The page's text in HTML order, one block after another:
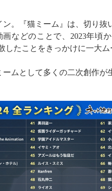
。『猫ミーム』は、切り抜
などのことで、2023年頃
したことをきっかけに一大ム
ムとして多くの二次創作が